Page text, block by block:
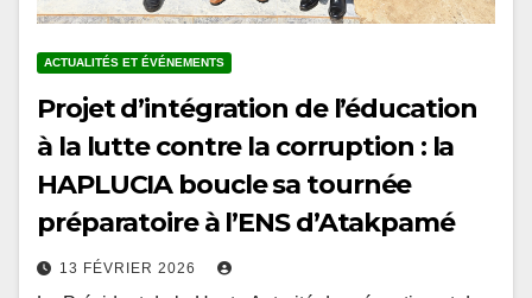
Projet d’intégration de l’éducation
à la lutte contre la corruption : la
HAPLUCIA boucle sa tournée
préparatoire à l’ENS d’Atakpamé
13 FÉVRIER 2026
Le Président de la Haute Autorité de prévention et de